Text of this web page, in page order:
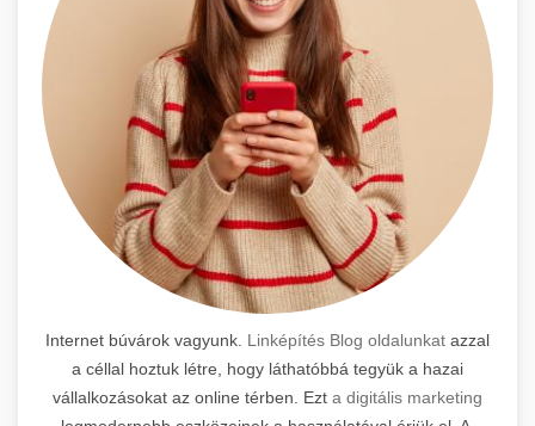
Internet búvárok vagyunk. Linképítés Blog oldalunkat azzal
a céllal hoztuk létre, hogy láthatóbbá tegyük a hazai
vállalkozásokat az online térben. Ezt a digitális marketing